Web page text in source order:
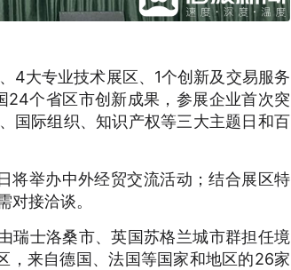
4大专业技术展区、1个创新及交易服务
个省区市创新成果，参展企业首次突
国际组织、知识产权等三大主题日和百
将举办中外经贸交流活动；结合展区特
接洽谈。
瑞士洛桑市、英国苏格兰城市群担任境
，来自德国、法国等国家和地区的26家